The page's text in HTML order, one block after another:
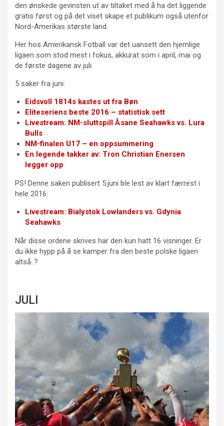
den ønskede gevinsten ut av tiltaket med å ha det liggende
gratis først og på det viset skape et publikum også utenfor
Nord-Amerikas største land.
Her hos Amerikansk Fotball var det uansett den hjemlige
ligaen som stod mest i fokus, akkurat som i april, mai og
de første dagene av juli.
5 saker fra juni:
Eidsvoll 1814s kastes ut fra Bøn
Eliteseriens beste 2016 – statistisk sett
Livestream: NM-sluttspill Åsane Seahawks vs. Lura
Bulls
NM-finalen U17 – en oppsummering
En legende takker av: Tron Christian Enersen
legger opp
PS! Denne saken publisert 5.juni ble lest av klart færrest i
hele 2016:
Livestream: Bialystok Lowlanders vs. Gdynia
Seahawks
Når disse ordene skrives har den kun hatt 16 visninger. Er
du ikke hypp på å se kamper fra den beste polske ligaen
altså..?
JULI